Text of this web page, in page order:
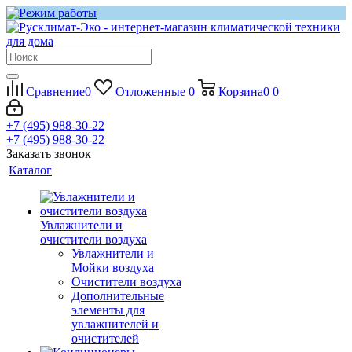
Сравнение0 Отложенные 0 Корзина0 0
+7 (495) 988-30-22
+7 (495) 988-30-22
Заказать звонок
Каталог
Увлажнители и
очистители воздуха
Увлажнители и
Мойки воздуха
Очистители воздуха
Дополнительные
элементы для
увлажнителей и
очистителей